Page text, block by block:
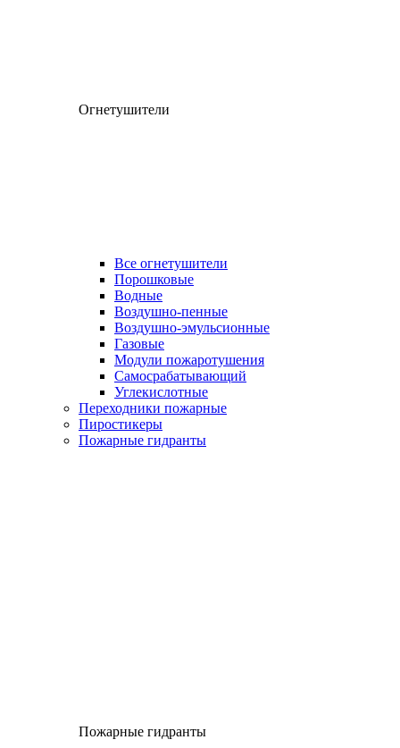
Огнетушители
Все огнетушители
Порошковые
Водные
Воздушно-пенные
Воздушно-эмульсионные
Газовые
Модули пожаротушения
Самосрабатывающий
Углекислотные
Переходники пожарные
Пиростикеры
Пожарные гидранты
Пожарные гидранты